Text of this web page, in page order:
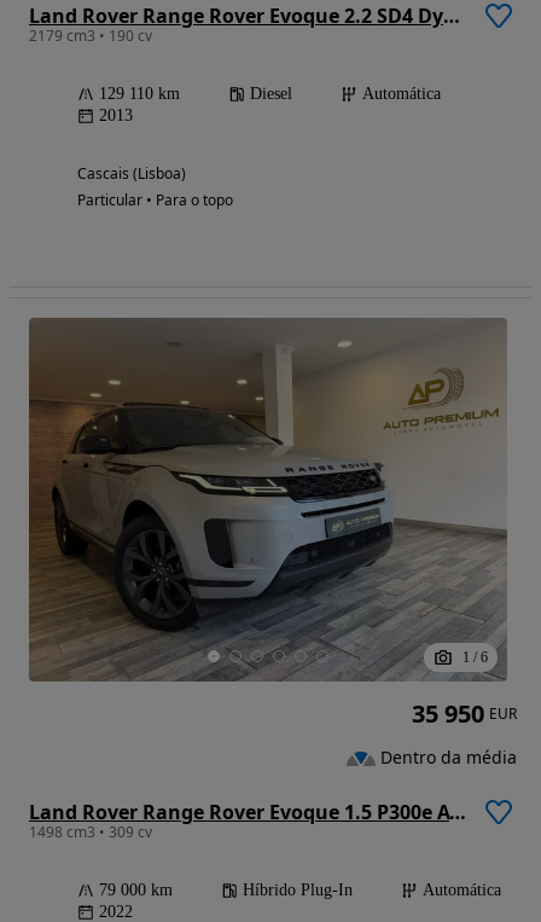
Land Rover Range Rover Evoque 2.2 SD4 Dynamic Auto
2179 cm3 • 190 cv
129 110 km Diesel
Automática
2013
Cascais (Lisboa)
Particular • Para o topo
1 / 6
Land Rover Range Rover Evoque 1.5 P300e AWD Bronze Collection Auto
1498 cm3 • 309 cv
79 000 km Híbrido Plug-In
Automática
2022
35 950 EUR
Dentro da média